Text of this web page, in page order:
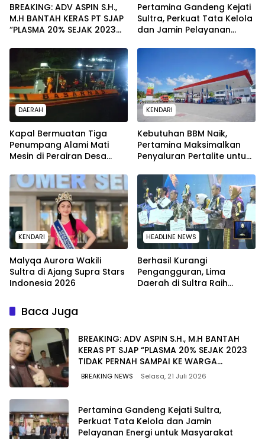
BREAKING: ADV ASPIN S.H.,
M.H BANTAH KERAS PT SJAP
“PLASMA 20% SEJAK 2023
WARGA WAWOONE!
Pertamina Gandeng Kejati
Sultra, Perkuat Tata Kelola
dan Jamin Pelayanan
DAERAH
Kapal Bermuatan Tiga
Penumpang Alami Mati
Mesin di Perairan Desa
Dikerahkan
KENDARI
Kebutuhan BBM Naik,
Pertamina Maksimalkan
Penyaluran Pertalite untuk
KENDARI
Malyqa Aurora Wakili
Sultra di Ajang Supra Stars
Indonesia 2026
HEADLINE NEWS
Berhasil Kurangi
Pengangguran, Lima
Daerah di Sultra Raih
Baca Juga
BREAKING: ADV ASPIN S.H., M.H BANTAH
KERAS PT SJAP “PLASMA 20% SEJAK 2023
TIDAK PERNAH SAMPAI KE WARGA
WAWOONE!
BREAKING NEWS Selasa, 21 Juli 2026
Pertamina Gandeng Kejati Sultra,
Perkuat Tata Kelola dan Jamin
Pelayanan Energi untuk Masyarakat